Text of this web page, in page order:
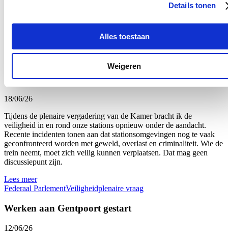
Details tonen
Alles toestaan
Weigeren
personeelsbeleid is een goede zaak, maar de recente aankondiging
toont aan dat hervormingen alleen kunnen slagen wanneer er
voldoende overleg en draagvlak is.
Lees meer
Plenaire vraag over de veiligheid van onze stations
18/06/26
Tijdens de plenaire vergadering van de Kamer bracht ik de
veiligheid in en rond onze stations opnieuw onder de aandacht.
Recente incidenten tonen aan dat stationsomgevingen nog te vaak
geconfronteerd worden met geweld, overlast en criminaliteit. Wie de
trein neemt, moet zich veilig kunnen verplaatsen. Dat mag geen
discussiepunt zijn.
Lees meer
Federaal ParlementVeiligheidplenaire vraag
Werken aan Gentpoort gestart
12/06/26